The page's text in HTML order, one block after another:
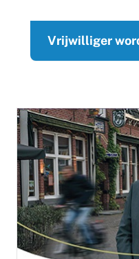
Vrijwilliger